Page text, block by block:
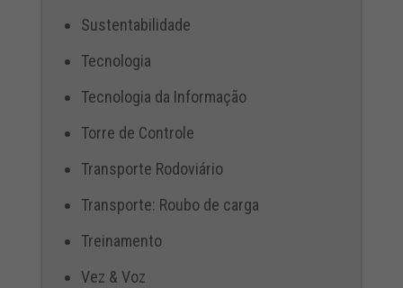
Sustentabilidade
Tecnologia
Tecnologia da Informação
Torre de Controle
Transporte Rodoviário
Transporte: Roubo de carga
Treinamento
Vez & Voz